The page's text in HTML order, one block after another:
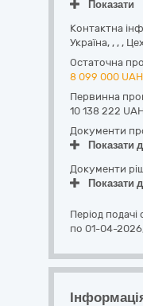
Показати
Контактна
Україна, , , ,
Остаточна
8 099 000
Первинна
10 138 222
Документи
Показати
Документи
Показати
Період
по 01-04-